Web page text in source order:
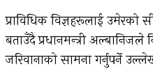
प्राविधिक विज्ञहरूलाई उमेरको
बताउँदै प्रधानमन्त्री
जरिवानाको सामना गर्नुपर्ने